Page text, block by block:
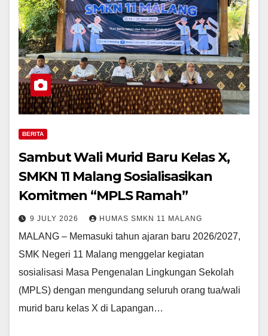
BERITA
Sambut Wali Murid Baru Kelas X,
SMKN 11 Malang Sosialisasikan
Komitmen “MPLS Ramah”
9 JULY 2026 HUMAS SMKN 11 MALANG
MALANG – Memasuki tahun ajaran baru 2026/2027,
SMK Negeri 11 Malang menggelar kegiatan
sosialisasi Masa Pengenalan Lingkungan Sekolah
(MPLS) dengan mengundang seluruh orang tua/wali
murid baru kelas X di Lapangan…